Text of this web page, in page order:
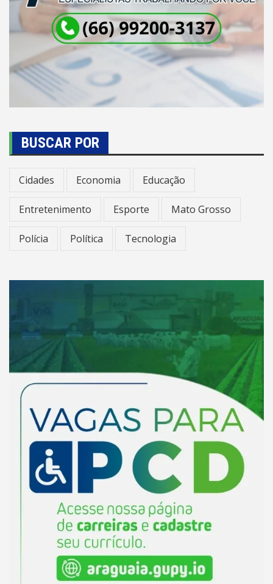
BUSCAR POR
Cidades Economia Educação
Entretenimento Esporte Mato Grosso
Polícia Política Tecnologia